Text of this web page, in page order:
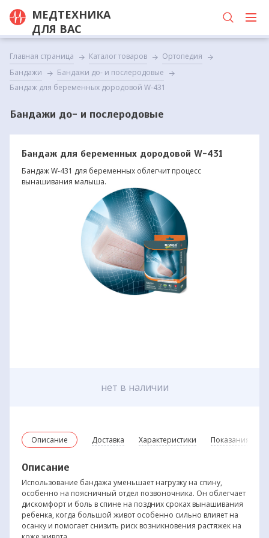
МЕДТЕХНИКА
ДЛЯ ВАС
Главная страница Каталог товаров
Ортопедия
Бандажи
Бандажи до- и послеродовые
Бандаж для беременных дородовой W-431
Бандажи до- и послеродовые
Бандаж для беременных дородовой W-431
Бандаж W-431 для беременных облегчит процесс
вынашивания малыша.
Описание Доставка Характеристики Показания и
Описание
Использование бандажа уменьшает нагрузку на спину,
особенно на поясничный отдел позвоночника. Он облегчает
дискомфорт и боль в спине на поздних сроках вынашивания
ребенка, когда большой живот особенно сильно влияет на
осанку и помогает снизить риск возникновения растяжек на
нет в наличии